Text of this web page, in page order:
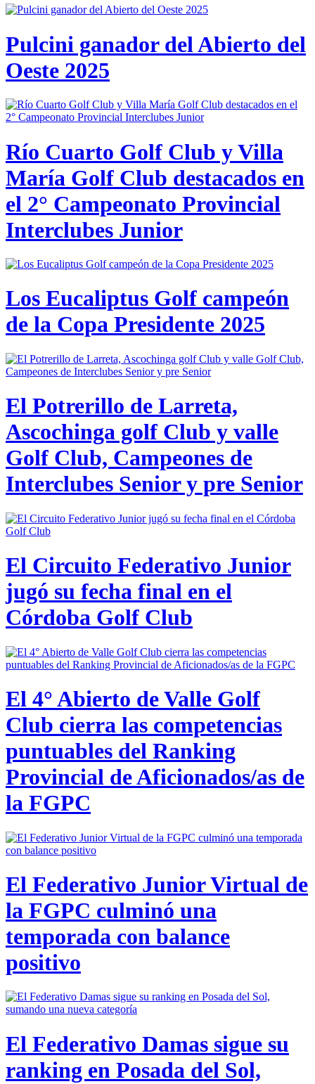
Pulcini ganador del Abierto del
Oeste 2025
Río Cuarto Golf Club y Villa
María Golf Club destacados en
el 2° Campeonato Provincial
Interclubes Junior
Los Eucaliptus Golf campeón
de la Copa Presidente 2025
El Potrerillo de Larreta,
Ascochinga golf Club y valle
Golf Club, Campeones de
Interclubes Senior y pre Senior
El Circuito Federativo Junior
jugó su fecha final en el
Córdoba Golf Club
El 4° Abierto de Valle Golf
Club cierra las competencias
puntuables del Ranking
Provincial de Aficionados/as de
la FGPC
El Federativo Junior Virtual de
la FGPC culminó una
temporada con balance
positivo
El Federativo Damas sigue su
ranking en Posada del Sol,